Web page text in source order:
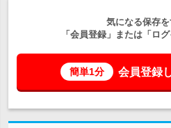
気になる保存
「会員登録」または「ロ
簡単1分 会員登録